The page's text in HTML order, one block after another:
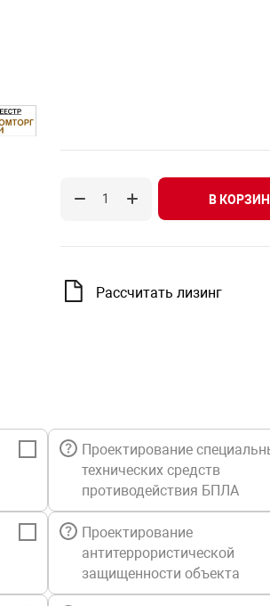
В
Рассчитать лизинг
Проектирование
технических средств
противодействия БПЛА
Проектирование
антитеррористической
защищенности объекта